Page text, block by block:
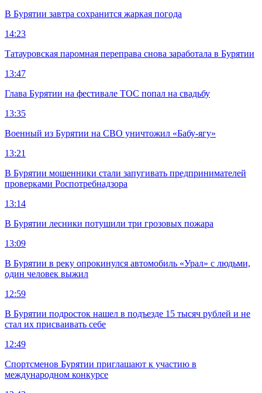
В Бурятии завтра сохранится жаркая погода
14:23
Татауровская паромная переправа снова заработала в Бурятии
13:47
Глава Бурятии на фестивале ТОС попал на свадьбу
13:35
Военный из Бурятии на СВО уничтожил «Бабу-ягу»
13:21
В Бурятии мошенники стали запугивать предпринимателей
проверками Роспотребнадзора
13:14
В Бурятии лесники потушили три грозовых пожара
13:09
В Бурятии в реку опрокинулся автомобиль «Урал» с людьми,
один человек выжил
12:59
В Бурятии подросток нашел в подъезде 15 тысяч рублей и не
стал их присваивать себе
12:49
Спортсменов Бурятии приглашают к участию в
международном конкурсе